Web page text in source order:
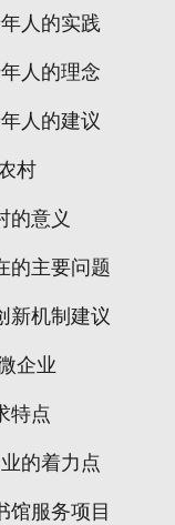
人的实践
人的理念
人的建议
村
的意义
的主要问题
新机制建议
企业
特点
的着力点
馆服务项目